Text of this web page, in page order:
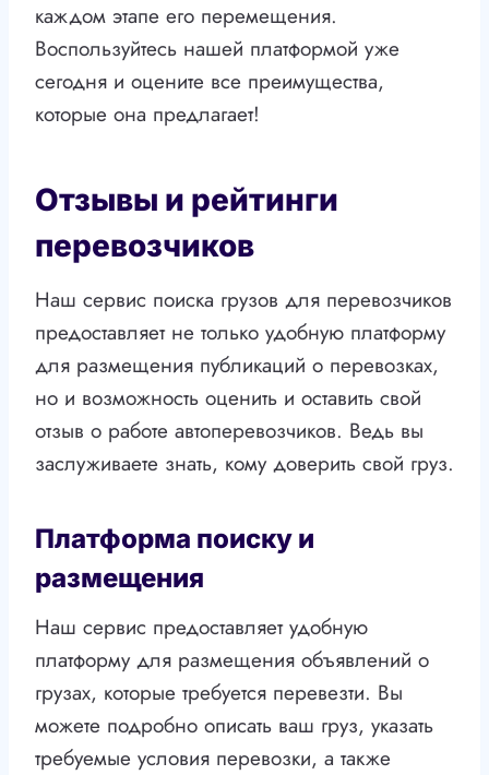
каждом этапе его перемещения.
Воспользуйтесь нашей платформой уже
сегодня и оцените все преимущества,
которые она предлагает!
Отзывы и рейтинги
перевозчиков
Наш сервис поиска грузов для перевозчиков
предоставляет не только удобную платформу
для размещения публикаций о перевозках,
но и возможность оценить и оставить свой
отзыв о работе автоперевозчиков. Ведь вы
заслуживаете знать, кому доверить свой груз.
Платформа поиску и
размещения
Наш сервис предоставляет удобную
платформу для размещения объявлений о
грузах, которые требуется перевезти. Вы
можете подробно описать ваш груз, указать
требуемые условия перевозки, а также